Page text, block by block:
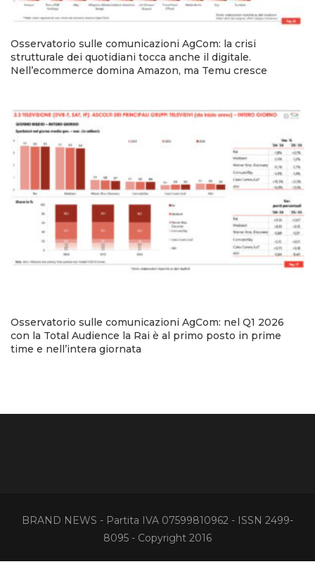
Osservatorio sulle comunicazioni AgCom: la crisi
strutturale dei quotidiani tocca anche il digitale.
Nell’ecommerce domina Amazon, ma Temu cresce
Osservatorio sulle comunicazioni AgCom: nel Q1 2026
con la Total Audience la Rai è al primo posto in prime
time e nell’intera giornata
BRAND NEWS - Partita IVA 07599810962 - ISSN 2499-
8095 - Copyright 2016